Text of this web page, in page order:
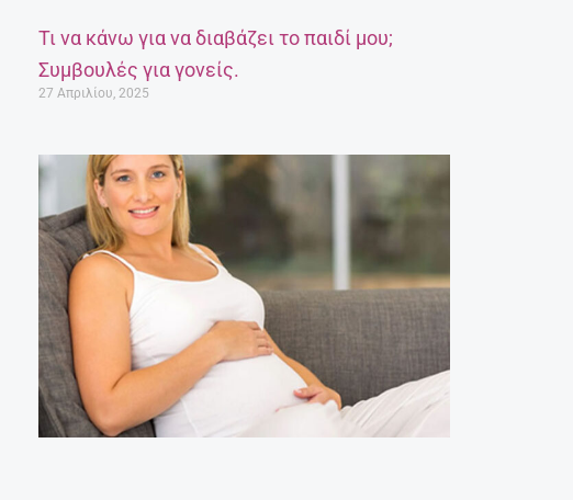
Τι να κάνω για να διαβάζει το παιδί μου;
Συμβουλές για γονείς.
27 Απριλίου, 2025